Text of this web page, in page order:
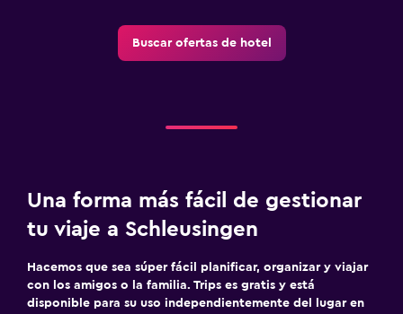
Buscar ofertas de hotel
Una forma más fácil de gestionar
tu viaje a Schleusingen
Hacemos que sea súper fácil planificar, organizar y viajar
con los amigos o la familia. Trips es gratis y está
disponible para su uso independientemente del lugar en